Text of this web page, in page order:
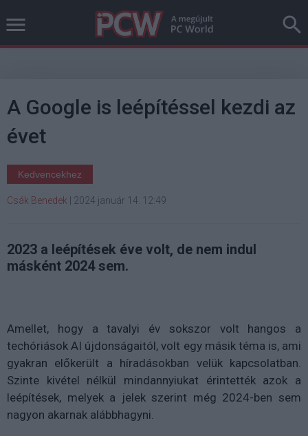
A Google is leépítéssel kezdi az
évet
Kedvencekhez
Csák Benedek 2024 január 14. 12:49
2023 a leépítések éve volt, de nem indul
másként 2024 sem.
Amellet, hogy a tavalyi év sokszor volt hangos a
techóriások AI újdonságaitól, volt egy másik téma is, ami
gyakran előkerült a híradásokban velük kapcsolatban.
Szinte kivétel nélkül mindannyiukat érintették azok a
leépítések, melyek a jelek szerint még 2024-ben sem
nagyon akarnak alábbhagyni.